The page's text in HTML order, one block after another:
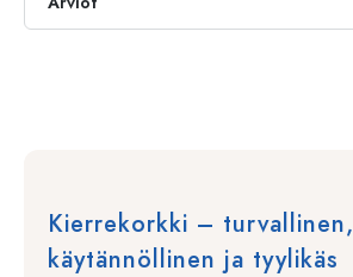
Kierrekorkki – turvallinen,
käytännöllinen ja tyylikäs